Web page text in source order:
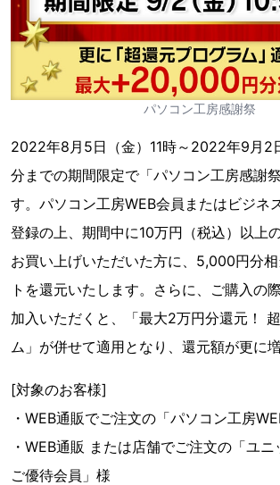
パソコン工房感謝祭
2022年8月5日（金）11時～2022年9月2
分までの期間限定で「パソコン工房感謝
す。パソコン工房WEB会員またはビジネ
登録の上、期間中に10万円（税込）以上
お買い上げいただいた方に、5,000円分
トを還元いたします。さらに、ご購入の
加入いただくと、「最大2万円分還元！
ム」が併せて適用となり、還元額が更に増
[対象のお客様]
・WEB通販でご注文の「パソコン工房
・WEB通販 または店舗でご注文の「ユ
ご優待会員」様